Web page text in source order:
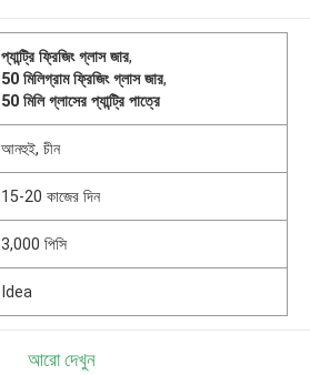
প্যান্ট্রি ফ্রিজিং গ্লাস জার,
50 মিলিগ্রাম ফ্রিজিং গ্লাস জার,
50 মিলি গ্লাসের প্যান্ট্রি পাত্রে
আনহুই, চীন
15-20 কাজের দিন
3,000 পিসি
Idea
আরো দেখুন